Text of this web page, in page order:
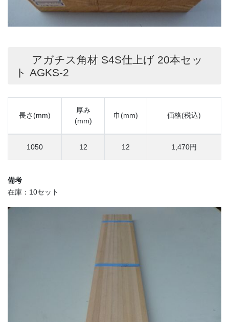
アガチス角材 S4S仕上げ 20本セッ
ト AGKS-2
長さ(mm)
厚み
(mm)
巾(mm) 価格(税込)
1050 12 12 1,470円
備考
在庫：10セット